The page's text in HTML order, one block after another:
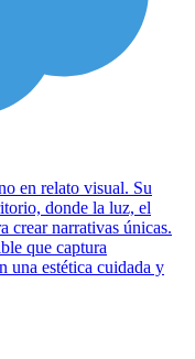
en relato visual. Su
donde la luz, el
crear narrativas únicas.
que captura
una estética cuidada y